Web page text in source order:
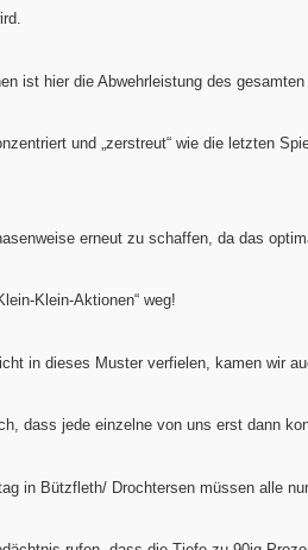
ist hier die Abwehrleistung des gesamten
und „zerstreut“ wie die letzten
erneut zu schaffen, da das
Klein-Aktionen“ weg!
in dieses Muster verfielen, kamen wir
dass jede einzelne von uns erst dann
in Bützfleth/ Drochtersen müssen alle